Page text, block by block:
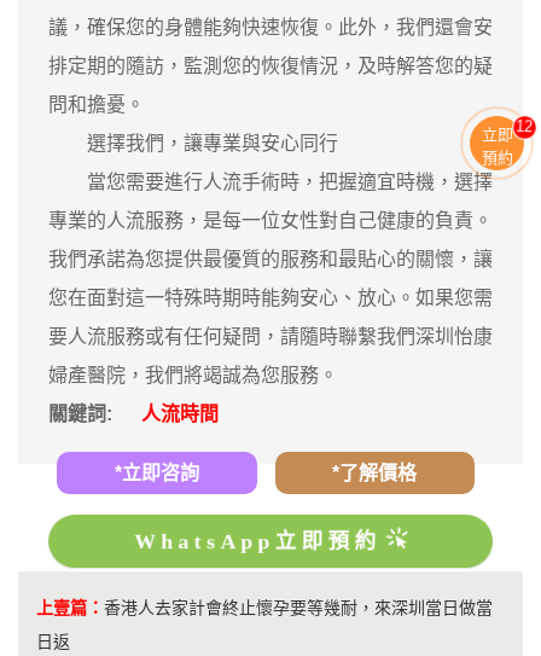
議，確保您的身體能夠快速恢復。此外，我們還會安
排定期的隨訪，監測您的恢復情況，及時解答您的疑
問和擔憂。
選擇我們，讓專業與安心同行
當您需要進行人流手術時，把握適宜時機，選擇
專業的人流服務，是每一位女性對自己健康的負責。
我們承諾為您提供最優質的服務和最貼心的關懷，讓
您在面對這一特殊時期時能夠安心、放心。如果您需
要人流服務或有任何疑問，請隨時聯繫我們深圳怡康
婦產醫院，我們將竭誠為您服務。
關鍵詞:
人流時間
*立即咨詢 *了解價格
WhatsApp立即預約
上壹篇： 香港人去家計會終止懷孕要等幾耐，來深圳當日做當
日返
立即
預約
12